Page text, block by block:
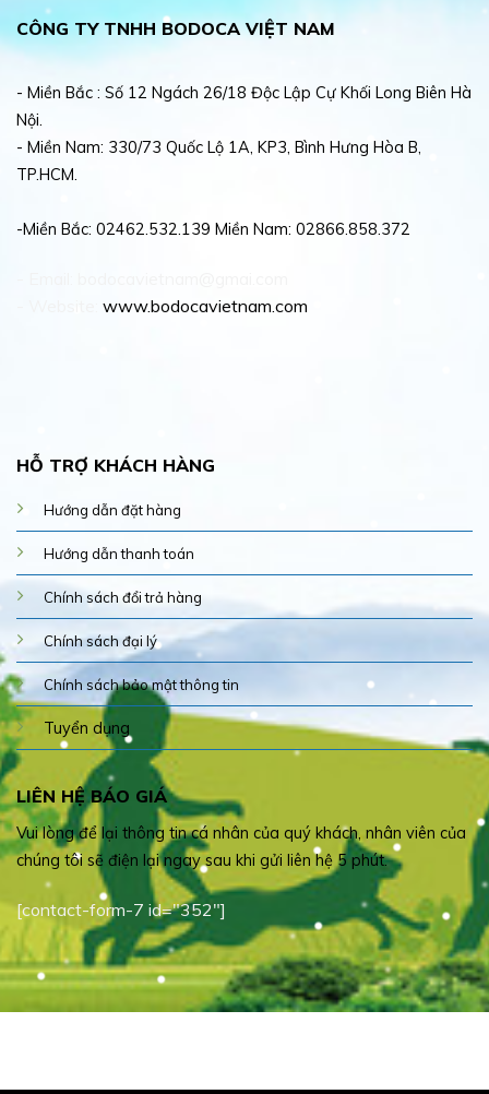
CÔNG TY TNHH BODOCA VIỆT NAM
- Miền Bắc : Số 12 Ngách 26/18 Độc Lập Cự Khối Long Biên Hà
Nội.
- Miền Nam: 330/73 Quốc Lộ 1A, KP3, Bình Hưng Hòa B,
TP.HCM.
-Miền Bắc: 02462.532.139 Miền Nam: 02866.858.372
www.bodocavietnam.com
HỖ TRỢ KHÁCH HÀNG
Hướng dẫn đặt hàng
Hướng dẫn thanh toán
Chính sách đổi trả hàng
Chính sách đại lý
Chính sách bảo mật thông tin
Tuyển dụng
LIÊN HỆ BÁO GIÁ
Vui lòng để lại thông tin cá nhân của quý khách, nhân viên của
chúng tôi sẽ điện lại ngay sau khi gửi liên hệ 5 phút.
[contact-form-7 id="352"]